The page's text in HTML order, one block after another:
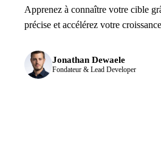
Apprenez à connaître votre cible
précise et accélérez votre
Jonathan Dewaele
Fondateur & Lead Developer